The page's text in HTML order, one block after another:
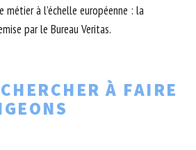
à l’échelle européenne : la
par le Bureau Veritas.
À FAIRE